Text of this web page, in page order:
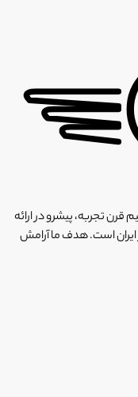
(تعاونی ۸) با بیش از نیم قرن تجربه، پیشرو در ارائه
است. هدف ما آرامش